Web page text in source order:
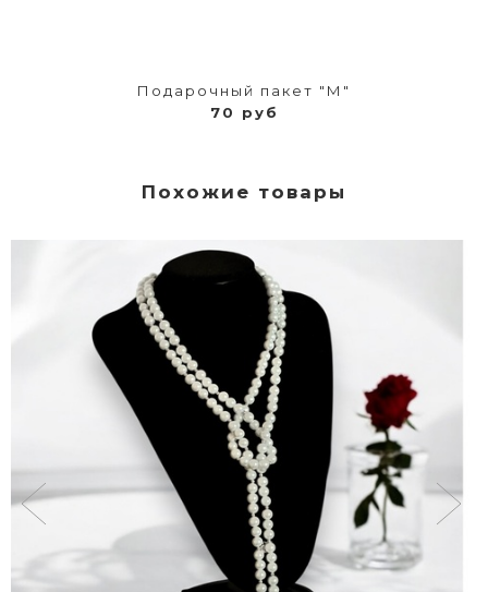
Подарочный пакет "М"
70 руб
Похожие товары